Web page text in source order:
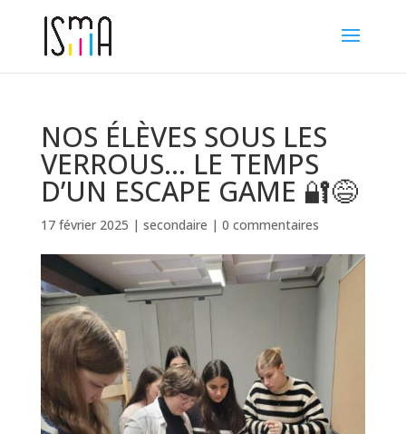
NOS ÉLÈVES SOUS LES
VERROUS… LE TEMPS
D’UN ESCAPE GAME 🔐😅
17 février 2025 | secondaire | 0 commentaires